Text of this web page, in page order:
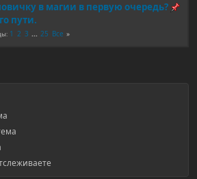
в магии в первую очередь?
пути.
1 2 3 ... 25 Все